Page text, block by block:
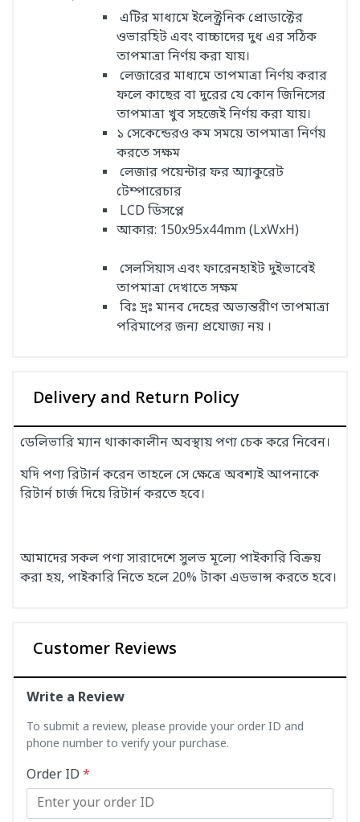
এটির মাধ্যমে ইলেক্ট্রনিক প্রোডাক্টের
ওভারহিট এবং বাচ্চাদের দুধ এর সঠিক
তাপমাত্রা নির্ণয় করা যায়।
লেজারের মাধ্যমে তাপমাত্রা নির্ণয় করার
ফলে কাছের বা দুরের যে কোন জিনিসের
তাপমাত্রা খুব সহজেই নির্ণয় করা যায়।
১ সেকেন্ডেরও কম সময়ে তাপমাত্রা নির্ণয়
করতে সক্ষম
লেজার পয়েন্টার ফর অ্যাকুরেট
টেম্পারেচার
LCD ডিসপ্লে
আকার: 150x95x44mm (LxWxH)
সেলসিয়াস এবং ফারেনহাইট দুইভাবেই
তাপমাত্রা দেখাতে সক্ষম
বিঃ দ্রঃ মানব দেহের অভ্যন্তরীণ তাপমাত্রা
পরিমাপের জন্য প্রযোজ্য নয় ।
Delivery and Return Policy
ডেলিভারি ম্যান থাকাকালীন অবস্থায় পণ্য চেক করে নিবেন।
যদি পণ্য রিটার্ন করেন তাহলে সে ক্ষেত্রে অবশ্যই আপনাকে
রিটার্ন চার্জ দিয়ে রিটার্ন করতে হবে।
আমাদের সকল পণ্য সারাদেশে সুলভ মূল্যে পাইকারি বিক্রয়
করা হয়, পাইকারি নিতে হলে 20% টাকা এডভান্স করতে হবে।
Customer Reviews
Write a Review
To submit a review, please provide your order ID and
phone number to verify your purchase.
Order ID *